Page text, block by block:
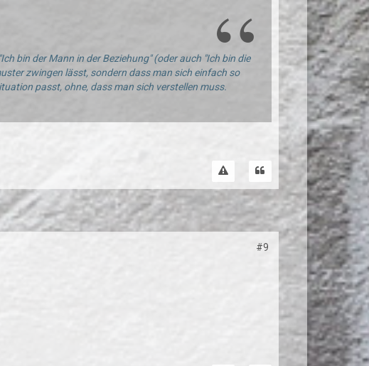
bin der Mann in der Beziehung" (oder auch "Ich bin die
zwingen lässt, sondern dass man sich einfach so
passt, ohne, dass man sich verstellen muss.
#9